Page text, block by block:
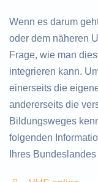
Wenn es darum
oder dem näheren
Frage, wie man
integrieren kann.
einerseits die
andererseits die
Bildungsweges
folgenden
Ihres